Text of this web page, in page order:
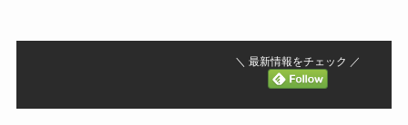
＼ 最新情報をチェック ／